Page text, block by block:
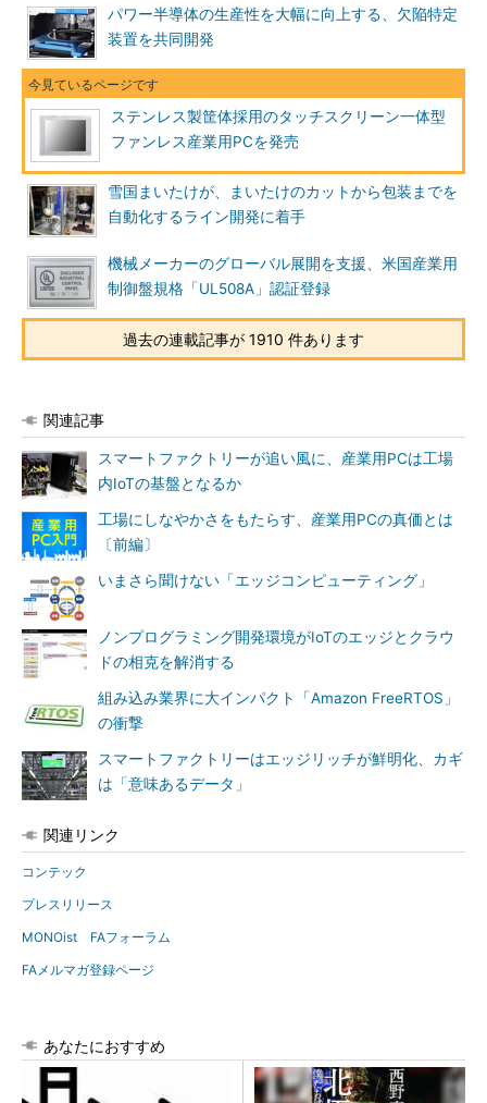
パワー半導体の生産性を大幅に向上する、欠陥特定
装置を共同開発
ステンレス製筐体採用のタッチスクリーン一体型
ファンレス産業用PCを発売
雪国まいたけが、まいたけのカットから包装までを
自動化するライン開発に着手
機械メーカーのグローバル展開を支援、米国産業用
制御盤規格「UL508A」認証登録
過去の連載記事が 1910 件あります
関連記事
スマートファクトリーが追い風に、産業用PCは工場
内IoTの基盤となるか
工場にしなやかさをもたらす、産業用PCの真価とは
〔前編〕
いまさら聞けない「エッジコンピューティング」
ノンプログラミング開発環境がIoTのエッジとクラウ
ドの相克を解消する
組み込み業界に大インパクト「Amazon FreeRTOS」
の衝撃
スマートファクトリーはエッジリッチが鮮明化、カギ
は「意味あるデータ」
関連リンク
コンテック
プレスリリース
MONOist FAフォーラム
FAメルマガ登録ページ
あなたにおすすめ